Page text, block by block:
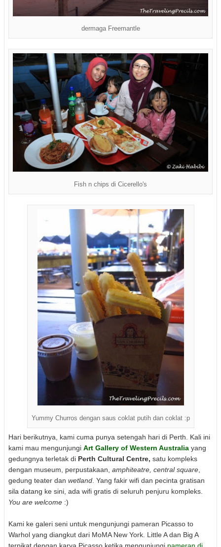
dermaga Freemantle
Fish n chips di Cicerello's
Yummy Churros dengan saus coklat putih dan coklat :p
Hari berikutnya, kami cuma punya setengah hari di Perth. Kali ini
kami mau mengunjungi Art Gallery of Western Australia yang
gedungnya terletak di Perth Cultural Centre, satu kompleks
dengan museum, perpustakaan, amphiteatre, central square
gedung teater dan wetland . Yang fakir wifi dan pecinta gratisan
sila datang ke sini, ada wifi gratis di seluruh penjuru kompleks.
You are welcome :)
Kami ke galeri seni untuk mengunjungi pameran Picasso to
Warhol yang diangkut dari MoMA New York. Little A dan Big A
terpikat dengan karya Picasso ketika mengunjungi pameran di